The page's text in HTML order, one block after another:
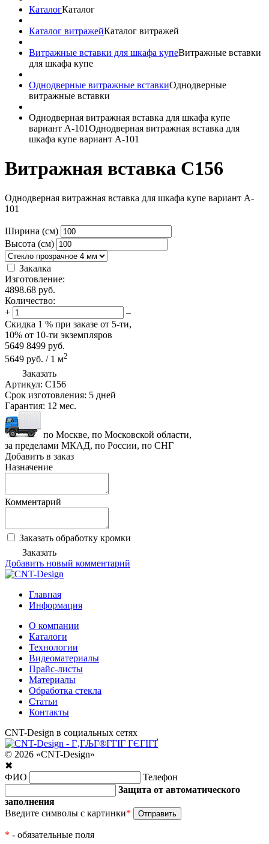
КаталогКаталог
Каталог витражейКаталог витражей
Витражные вставки для шкафа купеВитражные вставки
для шкафа купе
Однодверные витражные вставкиОднодверные
витражные вставки
Однодверная витражная вставка для шкафа купе
вариант A-101Однодверная витражная вставка для
шкафа купе вариант A-101
Витражная вставка C156
Однодверная витражная вставка для шкафа купе вариант A-
101
Ширина (см)
Высота (см)
Закалка
Изготовление:
4898.68 руб.
Количество:
+
–
Скидка 1 % при заказе от 5-ти,
10% от 10-ти экземпляров
5649 8499 руб.
5649 руб. / 1 м2
Заказать
Артикул: C156
Срок изготовления: 5 дней
Гарантия: 12 мес.
по Москве, по Московской области,
за пределами МКАД, по России, по СНГ
Добавить в заказ
Назначение
Комментарий
Заказать обработку кромки
Заказать
Добавить новый комментарий
Главная
Информация
О компании
Каталоги
Технологии
Видеоматериалы
Прайс-листы
Материалы
Обработка стекла
Статьи
Контакты
CNT-Design в социальных сетях
© 2026 «CNT-Design»
✖
ФИО
Телефон
Защита от автоматического
заполнения
Введите символы с картинки*
* - обязательные поля